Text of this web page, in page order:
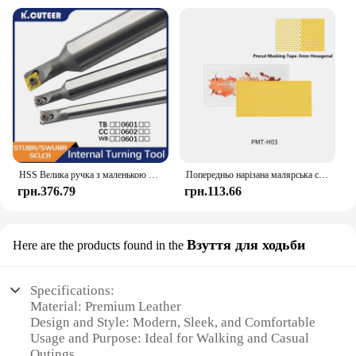
HSS Велика ручка з маленькою головкою Токарний інструмент H06K-STUBR06 H1005K-SWUBR06 H08K-SCLCR06-16 Твердосплавні пластини TBGT WBMT CCMT
грн.376.79
Попередньо нарізана малярська стрічка DSPIAE PMT-H03 3 мм PMT-H05 5 мм PMT-H07 7 мм PMT-H09 9 мм PMT-SP Squiggle Pattern PMT-DC Цифровий камуфляж
грн.113.66
Here are the products found in the Взуття для ходьби
Specifications:
Material: Premium Leather
Design and Style: Modern, Sleek, and Comfortable
Usage and Purpose: Ideal for Walking and Casual